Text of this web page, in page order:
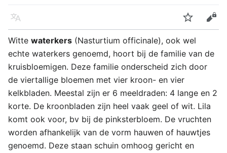
Taal Volgen
Bewerken
Witte waterkers (Nasturtium officinale), ook wel
echte waterkers genoemd, hoort bij de familie van de
kruisbloemigen. Deze familie onderscheid zich door
de viertallige bloemen met vier kroon- en vier
kelkbladen. Meestal zijn er 6 meeldraden: 4 lange en 2
korte. De kroonbladen zijn heel vaak geel of wit. Lila
komt ook voor, bv bij de pinksterbloem. De vruchten
worden afhankelijk van de vorm hauwen of hauwtjes
genoemd. Deze staan schuin omhoog gericht en